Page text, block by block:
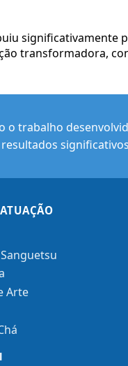
transformadora,
o trabalho
Arte